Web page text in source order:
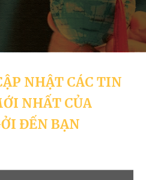
NHẬT CÁC TIN
NHẤT CỦA
ĐẾN BẠN